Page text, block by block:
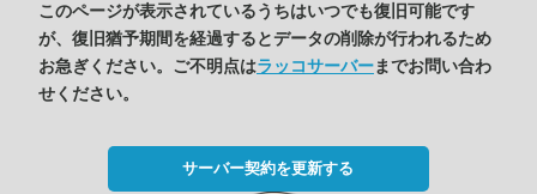
このページが表示されているうちはいつでも復旧可能です
が、復旧猶予期間を経過するとデータの削除が行われるため
お急ぎください。ご不明点はラッコサーバーまでお問い合わ
せください。
サーバー契約を更新する